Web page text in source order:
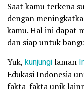
Saat kamu terkena
dengan
kamu. Hal ini dapat
dan siap untuk
Yuk, kunjungilaman
Edukasi Indonesia
fakta-fakta unik